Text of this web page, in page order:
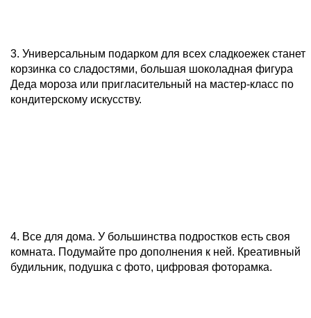
3. Универсальным подарком для всех сладкоежек станет
корзинка со сладостями, большая шоколадная фигура
Деда мороза или пригласительный на мастер-класс по
кондитерскому искусству.
4. Все для дома. У большинства подростков есть своя
комната. Подумайте про дополнения к ней. Креативный
будильник, подушка с фото, цифровая фоторамка.